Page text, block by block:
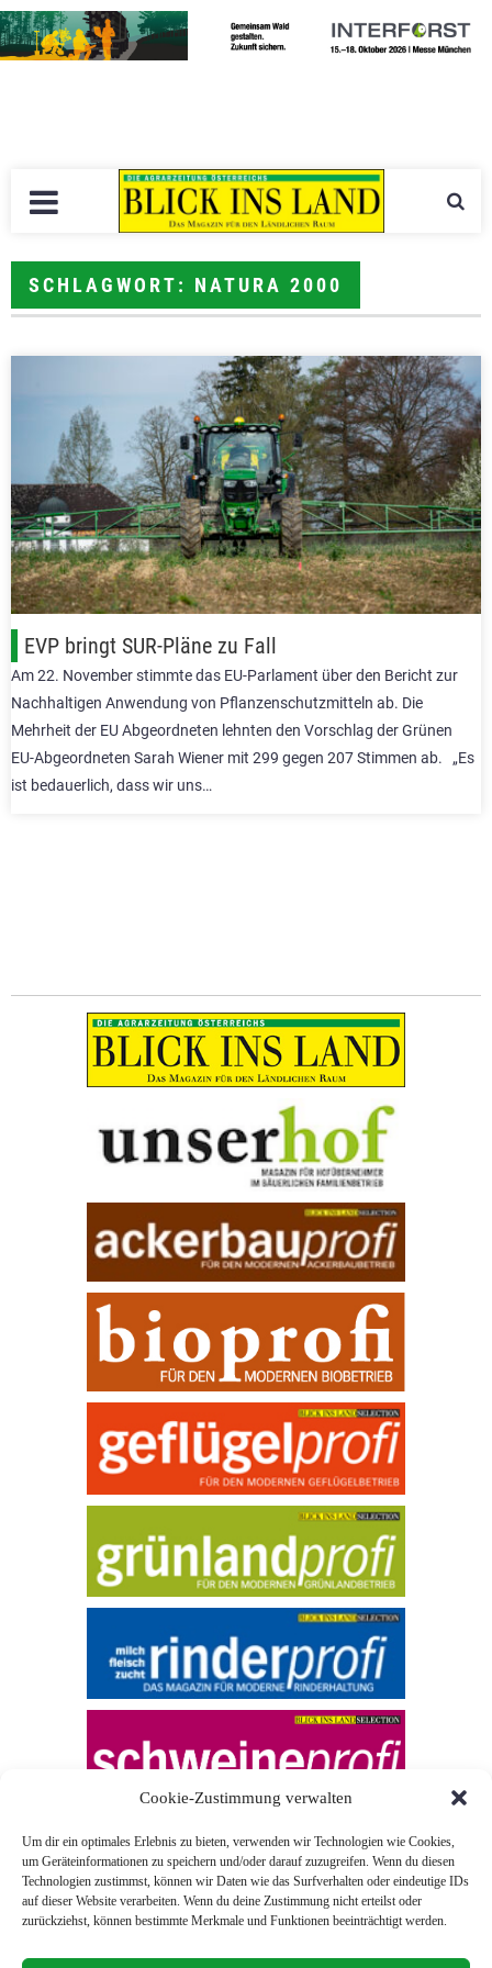
Cookie-Zustimmung verwalten
Um dir ein optimales Erlebnis zu bieten, verwenden wir Technologien wie Cookies,
um Geräteinformationen zu speichern und/oder darauf zuzugreifen. Wenn du diesen
Technologien zustimmst, können wir Daten wie das Surfverhalten oder eindeutige IDs
auf dieser Website verarbeiten. Wenn du deine Zustimmung nicht erteilst oder
zurückziehst, können bestimmte Merkmale und Funktionen beeinträchtigt werden.
SCHLAGWORT: NATURA 2000
EVP bringt SUR-Pläne zu Fall
Am 22. November stimmte das EU-Parlament über den Bericht zur
Nachhaltigen Anwendung von Pflanzenschutzmitteln ab. Die
Mehrheit der EU Abgeordneten lehnten den Vorschlag der Grünen
EU-Abgeordneten Sarah Wiener mit 299 gegen 207 Stimmen ab. „Es
ist bedauerlich, dass wir uns…